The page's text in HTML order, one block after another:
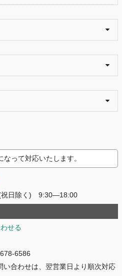
って対応いたします。
祝日除く) 9:30―18:00
せる
6586
合わせは、翌営業日より順次対応